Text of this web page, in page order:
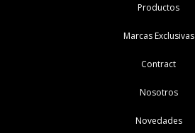
Productos
Marcas Exclusivas
Contract
Nosotros
Novedades